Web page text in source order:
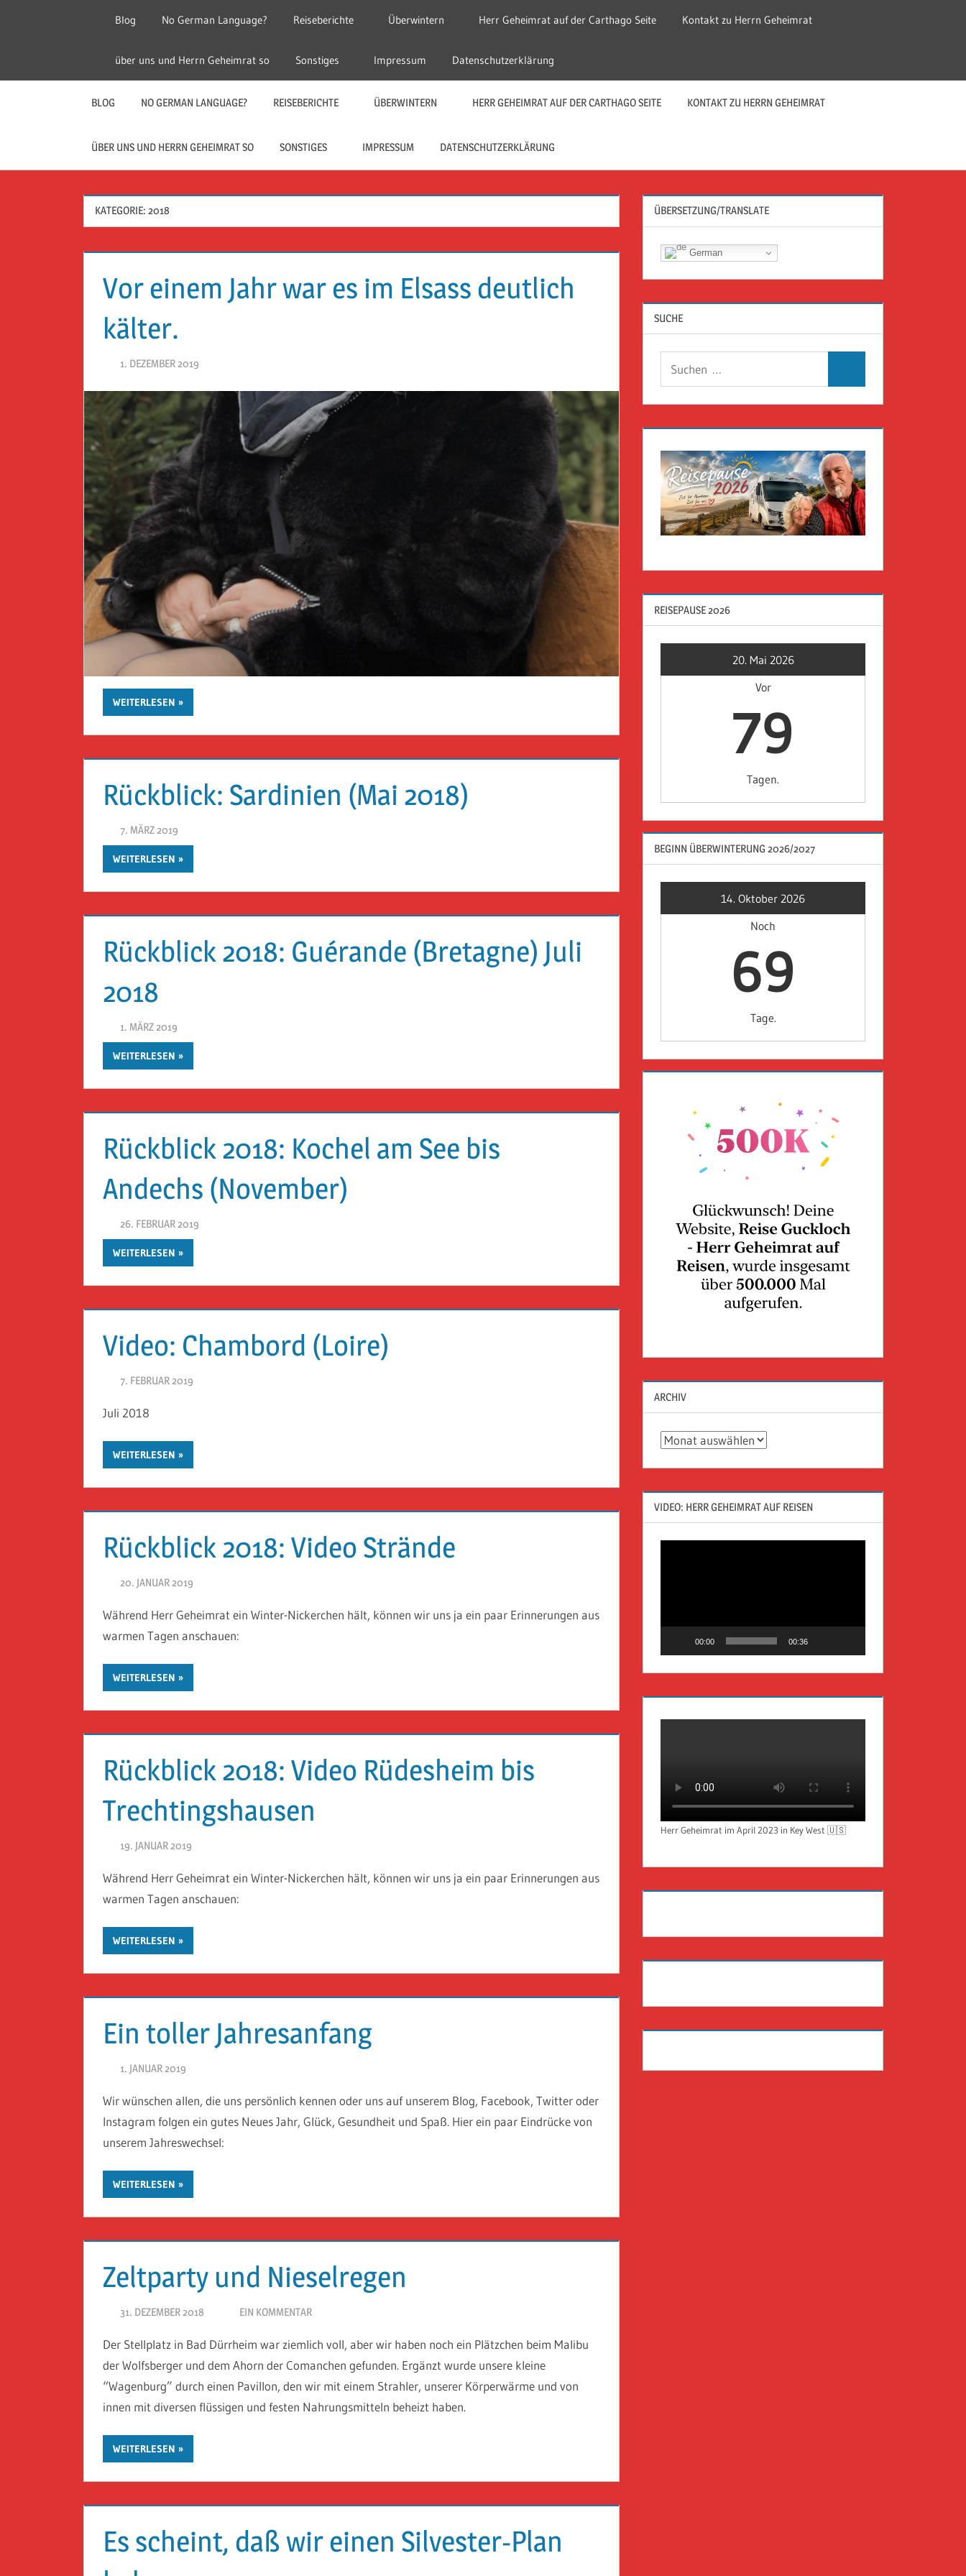
Reise
Guckloch
–
Geheimrat
auf
Reisen
Geheimrat
auf
Reisen
Blog No German Language? Reiseberichte Überwintern Herr Geheimrat auf der Carthago Seite Kontakt zu Herrn Geheimrat
über uns und Herrn Geheimrat so Sonstiges Impressum Datenschutzerklärung
BLOG NO GERMAN LANGUAGE? REISEBERICHTE ÜBERWINTERN HERR GEHEIMRAT AUF DER CARTHAGO SEITE KONTAKT ZU HERRN GEHEIMRAT
ÜBER UNS UND HERRN GEHEIMRAT SO SONSTIGES IMPRESSUM DATENSCHUTZERKLÄRUNG
KATEGORIE: 2018
Vor einem Jahr war es im Elsass deutlich
kälter.
1. DEZEMBER 2019
WEITERLESEN
Rückblick: Sardinien (Mai 2018)
7. MÄRZ 2019
WEITERLESEN
Rückblick 2018: Guérande (Bretagne) Juli
2018
1. MÄRZ 2019
WEITERLESEN
Rückblick 2018: Kochel am See bis
Andechs (November)
26. FEBRUAR 2019
WEITERLESEN
Video: Chambord (Loire)
7. FEBRUAR 2019
Juli 2018
WEITERLESEN
Rückblick 2018: Video Strände
20. JANUAR 2019
Während Herr Geheimrat ein Winter-Nickerchen hält, können wir uns ja ein paar Erinnerungen aus
warmen Tagen anschauen:
WEITERLESEN
Rückblick 2018: Video Rüdesheim bis
Trechtingshausen
19. JANUAR 2019
Während Herr Geheimrat ein Winter-Nickerchen hält, können wir uns ja ein paar Erinnerungen aus
warmen Tagen anschauen:
WEITERLESEN
Ein toller Jahresanfang
1. JANUAR 2019
Wir wünschen allen, die uns persönlich kennen oder uns auf unserem Blog, Facebook, Twitter oder
Instagram folgen ein gutes Neues Jahr, Glück, Gesundheit und Spaß. Hier ein paar Eindrücke von
unserem Jahreswechsel:
WEITERLESEN
Zeltparty und Nieselregen
31. DEZEMBER 2018 HERR GEHEIMRAT
EIN KOMMENTAR
Der Stellplatz in Bad Dürrheim war ziemlich voll, aber wir haben noch ein Plätzchen beim Malibu
der Wolfsberger und dem Ahorn der Comanchen gefunden. Ergänzt wurde unsere kleine
“Wagenburg” durch einen Pavillon, den wir mit einem Strahler, unserer Körperwärme und von
innen mit diversen flüssigen und festen Nahrungsmitteln beheizt haben.
WEITERLESEN
Es scheint, daß wir einen Silvester-Plan
ÜBERSETZUNG/TRANSLATE
German
SUCHE
REISEPAUSE 2026
20. Mai 2026
Vor
79
Tagen.
BEGINN ÜBERWINTERUNG 2026/2027
14. Oktober 2026
Noch
69
Tage.
ARCHIV
Archiv
VIDEO: HERR GEHEIMRAT AUF REISEN
00:00 00:36
Herr Geheimrat im April 2023 in Key West 🇺🇸